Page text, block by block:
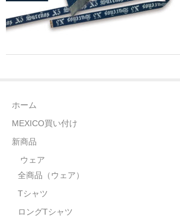
スウェット＆フーディ
ヘッドギア
ORIGINAL
STILL 90’s
Brown Pride
ホーム
MEXICO買い付け
新商品
ウェア
全商品（ウェア）
Tシャツ
ロングTシャツ